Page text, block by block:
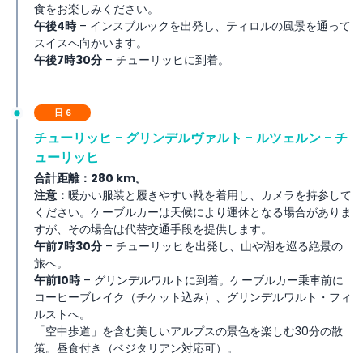
食をお楽しみください。
午後4時– インスブルックを出発し、ティロルの風景を通って
スイスへ向かいます。
午後7時30分 – チューリッヒに到着。
日 6
チューリッヒ - グリンデルヴァルト - ルツェルン - チ
ューリッヒ
合計距離：280 km。
注意： 暖かい服装と履きやすい靴を着用し、カメラを持参して
ください。ケーブルカーは天候により運休となる場合がありま
すが、その場合は代替交通手段を提供します。
午前7時30分 – チューリッヒを出発し、山や湖を巡る絶景の
旅へ。
午前10時– グリンデルワルトに到着。ケーブルカー乗車前に
コーヒーブレイク（チケット込み）、グリンデルワルト・フィ
ルストへ。
「空中歩道」を含む美しいアルプスの景色を楽しむ30分の散
策。昼食付き（ベジタリアン対応可）。